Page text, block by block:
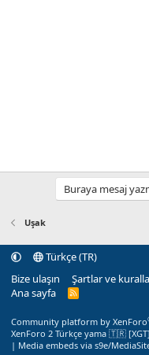
Buraya mesaj
Uşak
Türkçe (TR)
Bize ulaşın
Şartlar ve
Ana sayfa
R
Community platform by XenForo
XenForo 2 Türkçe yama 🇹🇷
| Media embeds via s9e/